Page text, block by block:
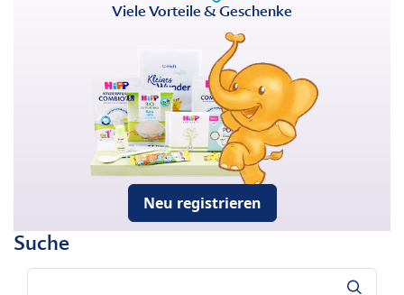
Viele Vorteile & Geschenke
Neu registrieren
Suche